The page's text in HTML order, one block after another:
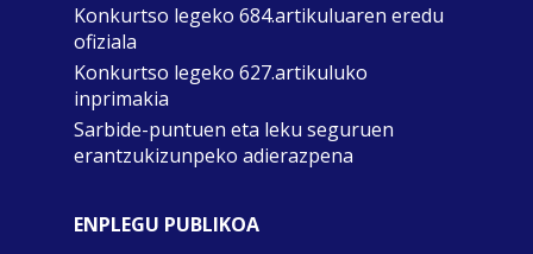
Konkurtso legeko 684.artikuluaren eredu
ofiziala
Konkurtso legeko 627.artikuluko
inprimakia
Sarbide-puntuen eta leku seguruen
erantzukizunpeko adierazpena
ENPLEGU PUBLIKOA